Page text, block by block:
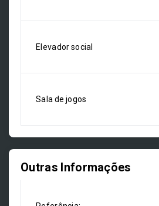
Elevador social
Sala de jogos
Outras Informações